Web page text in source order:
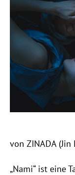
von ZINADA
„Nami“ ist eine